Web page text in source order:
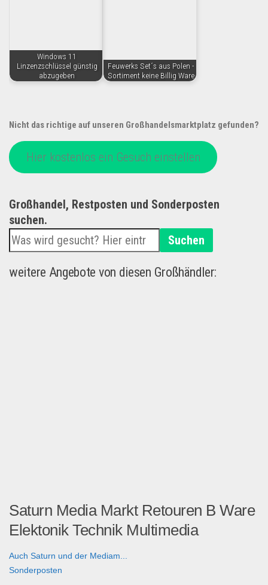
Windows 11
Linzenzschlüssel günstig
abzugeben
Feuwerks Set´s aus Polen -
Sortiment keine Billig Ware
Nicht das richtige auf unseren Großhandelsmarktplatz gefunden?
Hier kostenlos ein Gesuch einstellen
Großhandel, Restposten und Sonderposten
suchen.
Suchen
weitere Angebote von diesen Großhändler:
Saturn Media Markt Retouren B Ware
Elektonik Technik Multimedia
Auch Saturn und der Mediam...
Sonderposten